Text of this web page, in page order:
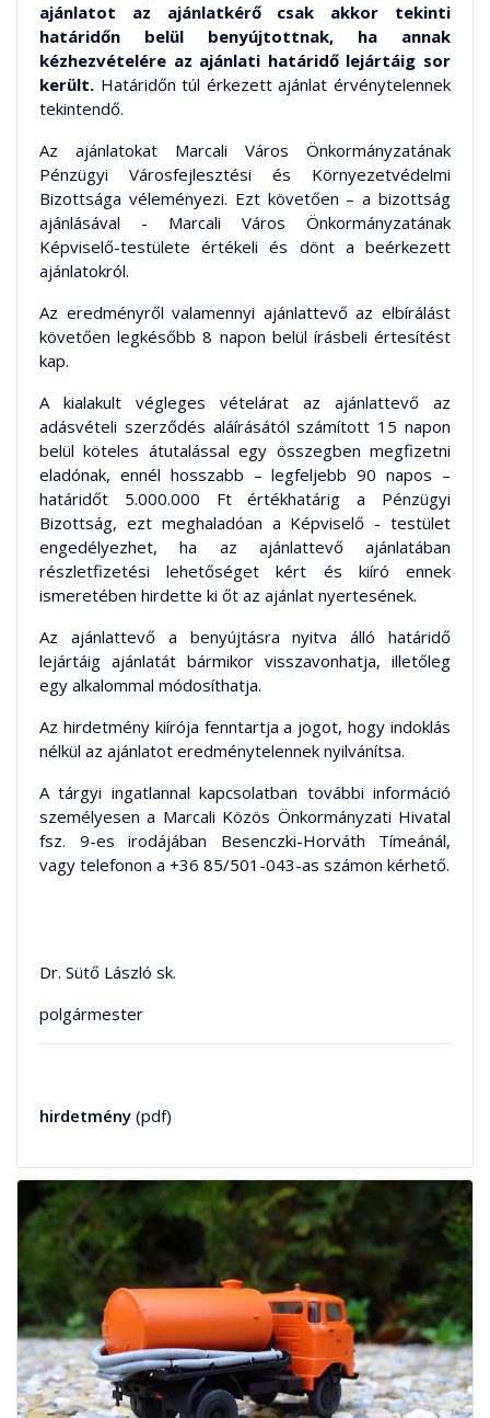
ajánlatot az ajánlatkérő csak akkor tekinti
határidőn belül benyújtottnak, ha annak
kézhezvételére az ajánlati határidő lejártáig sor
került. Határidőn túl érkezett ajánlat érvénytelennek
tekintendő.
Az ajánlatokat Marcali Város Önkormányzatának
Pénzügyi Városfejlesztési és Környezetvédelmi
Bizottsága véleményezi. Ezt követően – a bizottság
ajánlásával - Marcali Város Önkormányzatának
Képviselő-testülete értékeli és dönt a beérkezett
ajánlatokról.
Az eredményről valamennyi ajánlattevő az elbírálást
követően legkésőbb 8 napon belül írásbeli értesítést
kap.
A kialakult végleges vételárat az ajánlattevő az
adásvételi szerződés aláírásától számított 15 napon
belül köteles átutalással egy összegben megfizetni
eladónak, ennél hosszabb – legfeljebb 90 napos –
határidőt 5.000.000 Ft értékhatárig a Pénzügyi
Bizottság, ezt meghaladóan a Képviselő - testület
engedélyezhet, ha az ajánlattevő ajánlatában
részletfizetési lehetőséget kért és kiíró ennek
ismeretében hirdette ki őt az ajánlat nyertesének.
Az ajánlattevő a benyújtásra nyitva álló határidő
lejártáig ajánlatát bármikor visszavonhatja, illetőleg
egy alkalommal módosíthatja.
Az hirdetmény kiírója fenntartja a jogot, hogy indoklás
nélkül az ajánlatot eredménytelennek nyilvánítsa.
A tárgyi ingatlannal kapcsolatban további információ
személyesen a Marcali Közös Önkormányzati Hivatal
fsz. 9-es irodájában Besenczki-Horváth Tímeánál,
vagy telefonon a +36 85/501-043-as számon kérhető.
Dr. Sütő László sk.
polgármester
hirdetmény (pdf)